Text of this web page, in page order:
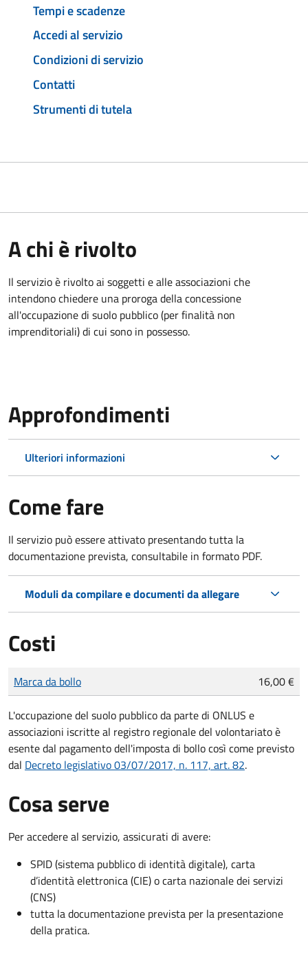
Tempi e scadenze
Accedi al servizio
Condizioni di servizio
Contatti
Strumenti di tutela
A chi è rivolto
Il servizio è rivolto ai soggetti e alle associazioni che
intendono chiedere una proroga della concessione
all'occupazione di suolo pubblico (per finalità non
imprenditoriali) di cui sono in possesso.
Approfondimenti
Ulteriori informazioni
Come fare
Il servizio può essere attivato presentando tutta la
documentazione prevista, consultabile in formato PDF.
Moduli da compilare e documenti da allegare
Costi
Tipo di pagamento
Importo
Marca da bollo 16,00 €
L'occupazione del suolo pubblico da parte di ONLUS e
associazioni iscritte al registro regionale del volontariato è
esente dal pagamento dell'imposta di bollo così come previsto
dal Decreto legislativo 03/07/2017, n. 117, art. 82.
Cosa serve
Per accedere al servizio, assicurati di avere:
SPID (sistema pubblico di identità digitale), carta
d’identità elettronica (CIE) o carta nazionale dei servizi
(CNS)
tutta la documentazione prevista per la presentazione
della pratica.